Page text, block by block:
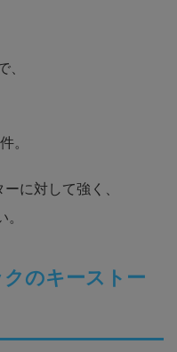
。
に対して強く、
のキーストー